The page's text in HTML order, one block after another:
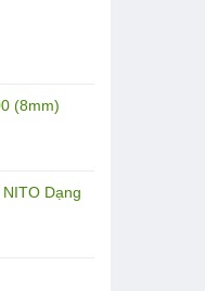
(8mm)
Dạng